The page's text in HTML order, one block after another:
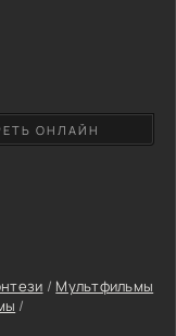
/ Мультфильмы
/
ОНЛАЙН